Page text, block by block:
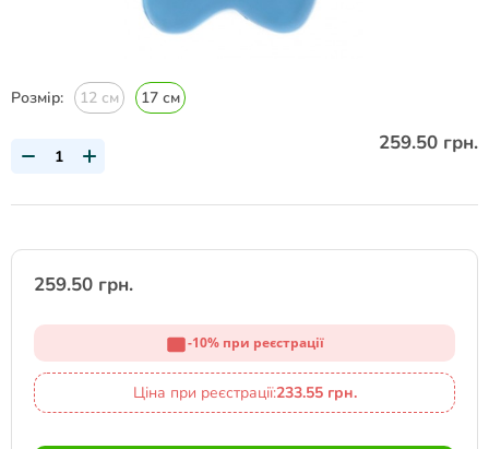
Розмір: 12 см 17 см
259.50 грн.
259.50 грн.
-10% при реєстрації
Ціна при реєстрації:233.55 грн.